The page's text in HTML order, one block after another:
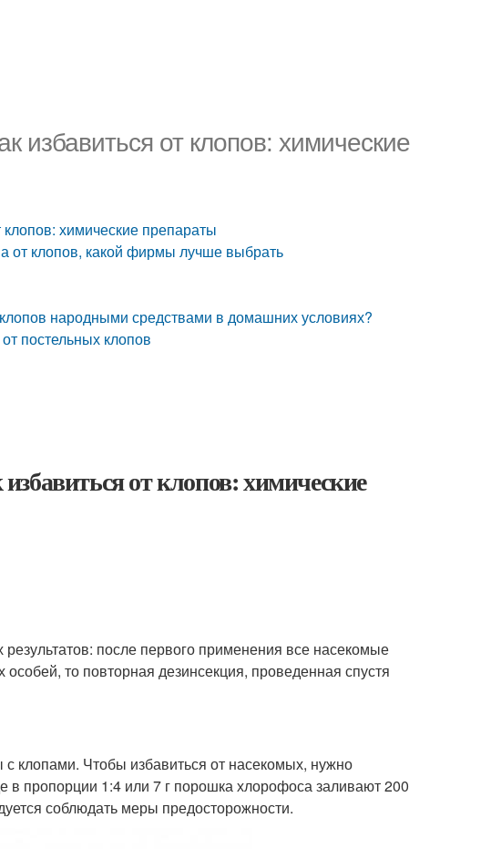
избавиться от клопов: химические
химические препараты
от клопов, какой фирмы лучше выбрать
народными средствами в домашних условиях?
постельных клопов
от клопов: химические
после первого применения все насекомые
то повторная дезинсекция, проведенная спустя
клопами. Чтобы избавиться от насекомых, нужно
в пропорции 1:4 или 7 г порошка хлорофоса заливают 200
соблюдать меры предосторожности.